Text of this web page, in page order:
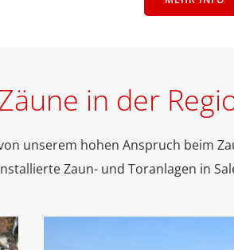
in der
unserem hohen Anspruch beim
Zaun- und Toranlagen in